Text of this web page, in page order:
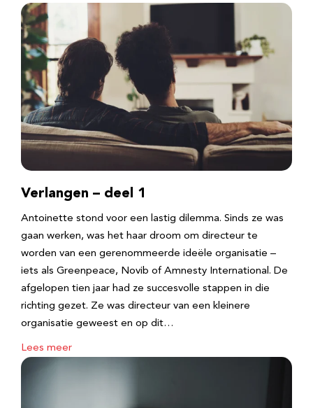
Verlangen – deel 1
Antoinette stond voor een lastig dilemma. Sinds ze was
gaan werken, was het haar droom om directeur te
worden van een gerenommeerde ideële organisatie –
iets als Greenpeace, Novib of Amnesty International. De
afgelopen tien jaar had ze succesvolle stappen in die
richting gezet. Ze was directeur van een kleinere
organisatie geweest en op dit…
Lees meer